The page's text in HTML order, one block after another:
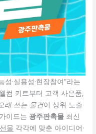
·실용성·현장참여”라는
컴 키트부터 고객 사은품,
래 쓰는 물건이 상위 노출
이드는 광주판촉물 최신
물 각각에 맞춘 아이디어·